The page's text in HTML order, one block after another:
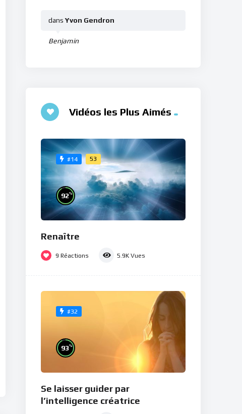
Benjamin
dansYvon Gendron
Vidéos les Plus Aimés
#14 53
92%
Renaître
9 Réactions 5.9K Vues
#32
93%
Se laisser guider par
l’intelligence créatrice